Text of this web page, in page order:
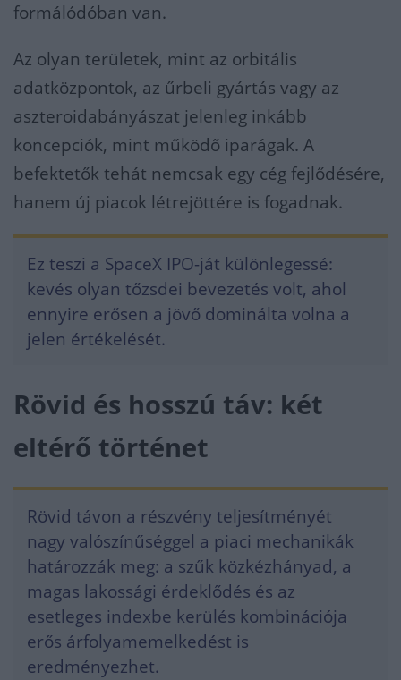
formálódóban van.
Az olyan területek, mint az orbitális
adatközpontok, az űrbeli gyártás vagy az
aszteroidabányászat jelenleg inkább
koncepciók, mint működő iparágak. A
befektetők tehát nemcsak egy cég fejlődésére,
hanem új piacok létrejöttére is fogadnak.
Ez teszi a SpaceX IPO-ját különlegessé:
kevés olyan tőzsdei bevezetés volt, ahol
ennyire erősen a jövő dominálta volna a
jelen értékelését.
Rövid és hosszú táv: két
eltérő történet
Rövid távon a részvény teljesítményét
nagy valószínűséggel a piaci mechanikák
határozzák meg: a szűk közkézhányad, a
magas lakossági érdeklődés és az
esetleges indexbe kerülés kombinációja
erős árfolyamemelkedést is
eredményezhet.